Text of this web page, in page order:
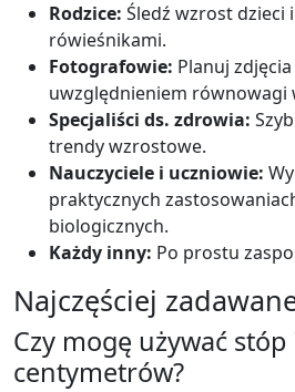
Rodzice: Śledź wzrost dzieci
rówieśnikami.
Fotografowie: Planuj
uwzględnieniem równowagi
Specjaliści ds. zdrowia:
trendy wzrostowe.
Nauczyciele i uczniowie:
praktycznych
biologicznych.
Każdy inny: Po prostu
Najczęściej
Czy mogę używać
centymetrów?